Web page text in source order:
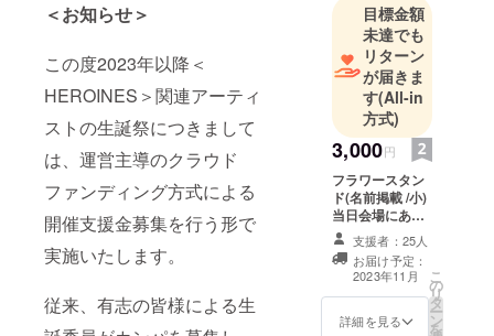
＜お知らせ＞
この度2023年以降＜
HEROINES＞関連アーティ
ストの生誕祭につきまして
は、運営主導のクラウド
ファンディング方式による
開催支援金募集を行う形で
実施いたします。
従来、有志の皆様による生
目標金額
未達でも
リターン
が届きま
す(All-in
方式)
3,000円
フラワースタン
ド(名前掲載 /小)
当日会場にある
フラワースタン
ドに生誕祭支援
者としてお名前
を掲載させてい
ただきます。 備
考欄に記載希望
支援者：25人
お届け予定：
2023年11月
詳細を見る
こ
の
リ
タ
ー
ン
を